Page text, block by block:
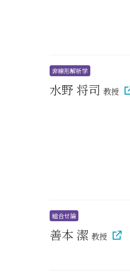
非線形解析学
水野 将司 教授
組合せ論
善本 潔 教授